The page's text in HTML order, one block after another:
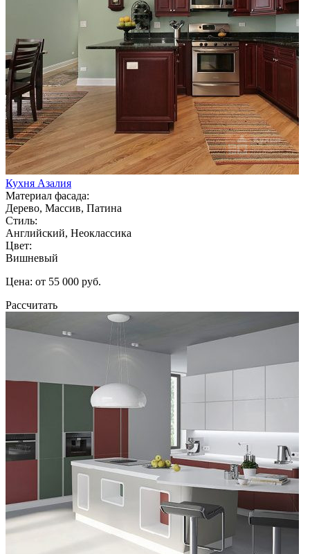
Кухня Азалия
Материал фасада:
Дерево, Массив, Патина
Стиль:
Английский, Неоклассика
Цвет:
Вишневый
Цена: от 55 000 руб.
Рассчитать